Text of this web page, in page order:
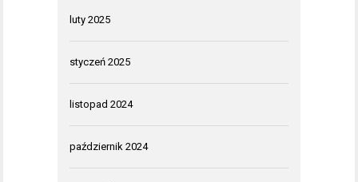
luty 2025
styczeń 2025
listopad 2024
październik 2024